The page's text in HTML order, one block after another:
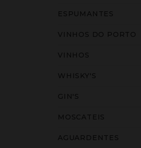
ESPUMANTES
VINHOS DO PORTO
VINHOS
WHISKY'S
GIN'S
MOSCATEIS
AGUARDENTES